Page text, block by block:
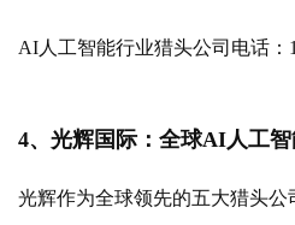
AI人工智能行业猎头公司电话：
4、光辉国际：全球AI人工
光辉作为全球领先的五大猎头